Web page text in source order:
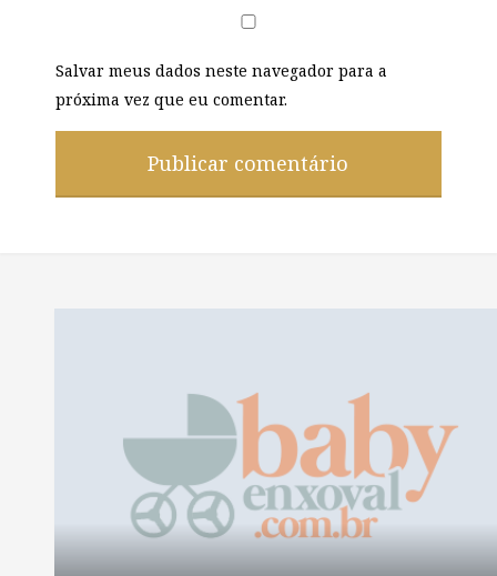
Salvar meus dados neste navegador para a
próxima vez que eu comentar.